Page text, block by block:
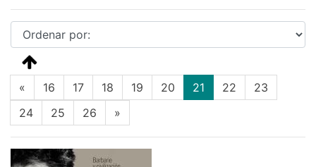
« 16 17 18 19 20 21 (current)
22
23
24
25 26 »